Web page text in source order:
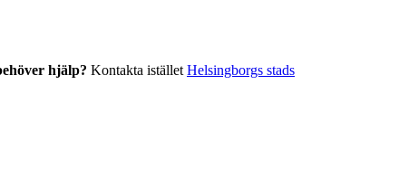
hjälp? Kontakta istället Helsingborgs stads